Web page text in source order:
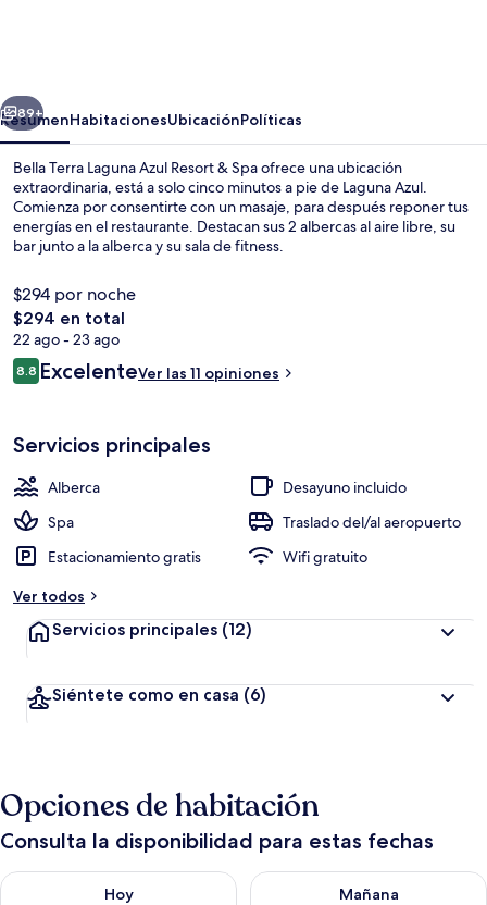
Resort
&
Spa
Siguiente
89+
ResumenHabitacionesUbicaciónPolíticas
Bella Terra Laguna Azul Resort & Spa ofrece una ubicación
extraordinaria, está a solo cinco minutos a pie de Laguna Azul.
Comienza por consentirte con un masaje, para después reponer tus
energías en el restaurante. Destacan sus 2 albercas al aire libre, su
bar junto a la alberca y su sala de fitness.
$294 por noche
El
precio
total
es
$294 en total
22 ago - 23 ago
Opiniones
8.88.8 de 10,
ExcelenteVer las 11 opiniones
Servicios principales
Alberca
Desayuno incluido
Spa
Traslado del/al aeropuerto
Estacionamiento gratis
Wifi gratuito
Ver todos
Servicios principales (12)
Siéntete como en casa (6)
Opciones de habitación
Consulta la disponibilidad para estas fechas
Hoy
Consulta la disponibilidad para hoy ago 8 - ago 9
Mañana
Consulta la disponibilidad